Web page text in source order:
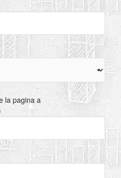
la pagina a